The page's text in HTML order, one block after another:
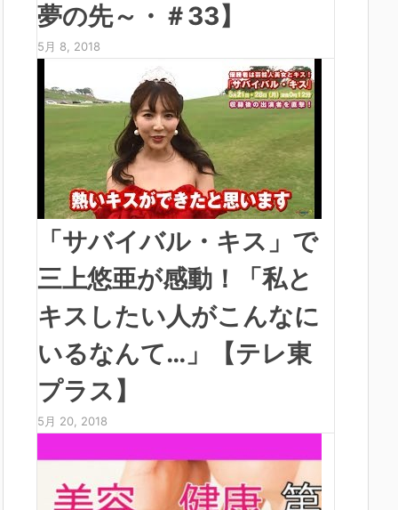
夢の先～・＃33】
5月 8, 2018
「サバイバル・キス」で
三上悠亜が感動！「私と
キスしたい人がこんなに
いるなんて…」【テレ東
プラス】
5月 20, 2018